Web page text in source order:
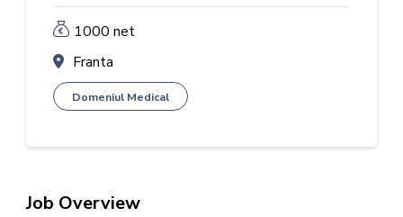
1000 net
Franta
Domeniul Medical
Job Overview